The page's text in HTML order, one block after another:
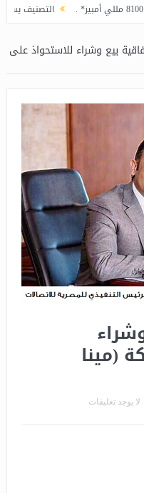
التصنيف يساهم في
بيع وشراء للاستحواذ على
(مينا
لا يوجد تعليقات